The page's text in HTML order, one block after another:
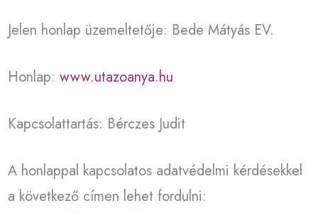
Jelen honlap üzemeltetője: Bede Mátyás EV.
Honlap: www.utazoanya.hu
Kapcsolattartás: Bérczes Judit
A honlappal kapcsolatos adatvédelmi kérdésekkel
a következő címen lehet fordulni: